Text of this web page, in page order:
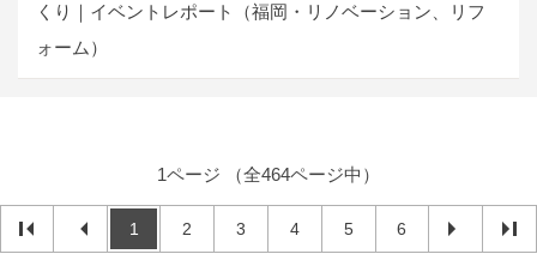
くり｜イベントレポート（福岡・リノベーション、リフ
ォーム）
1ページ （全464ページ中）
1 2 3 4 5 6